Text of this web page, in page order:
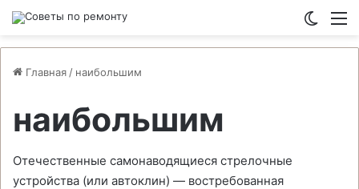
Главная / наибольшим
наибольшим
Отечественные самонаводящиеся стрелочные
устройства (или автоклин) — востребованная